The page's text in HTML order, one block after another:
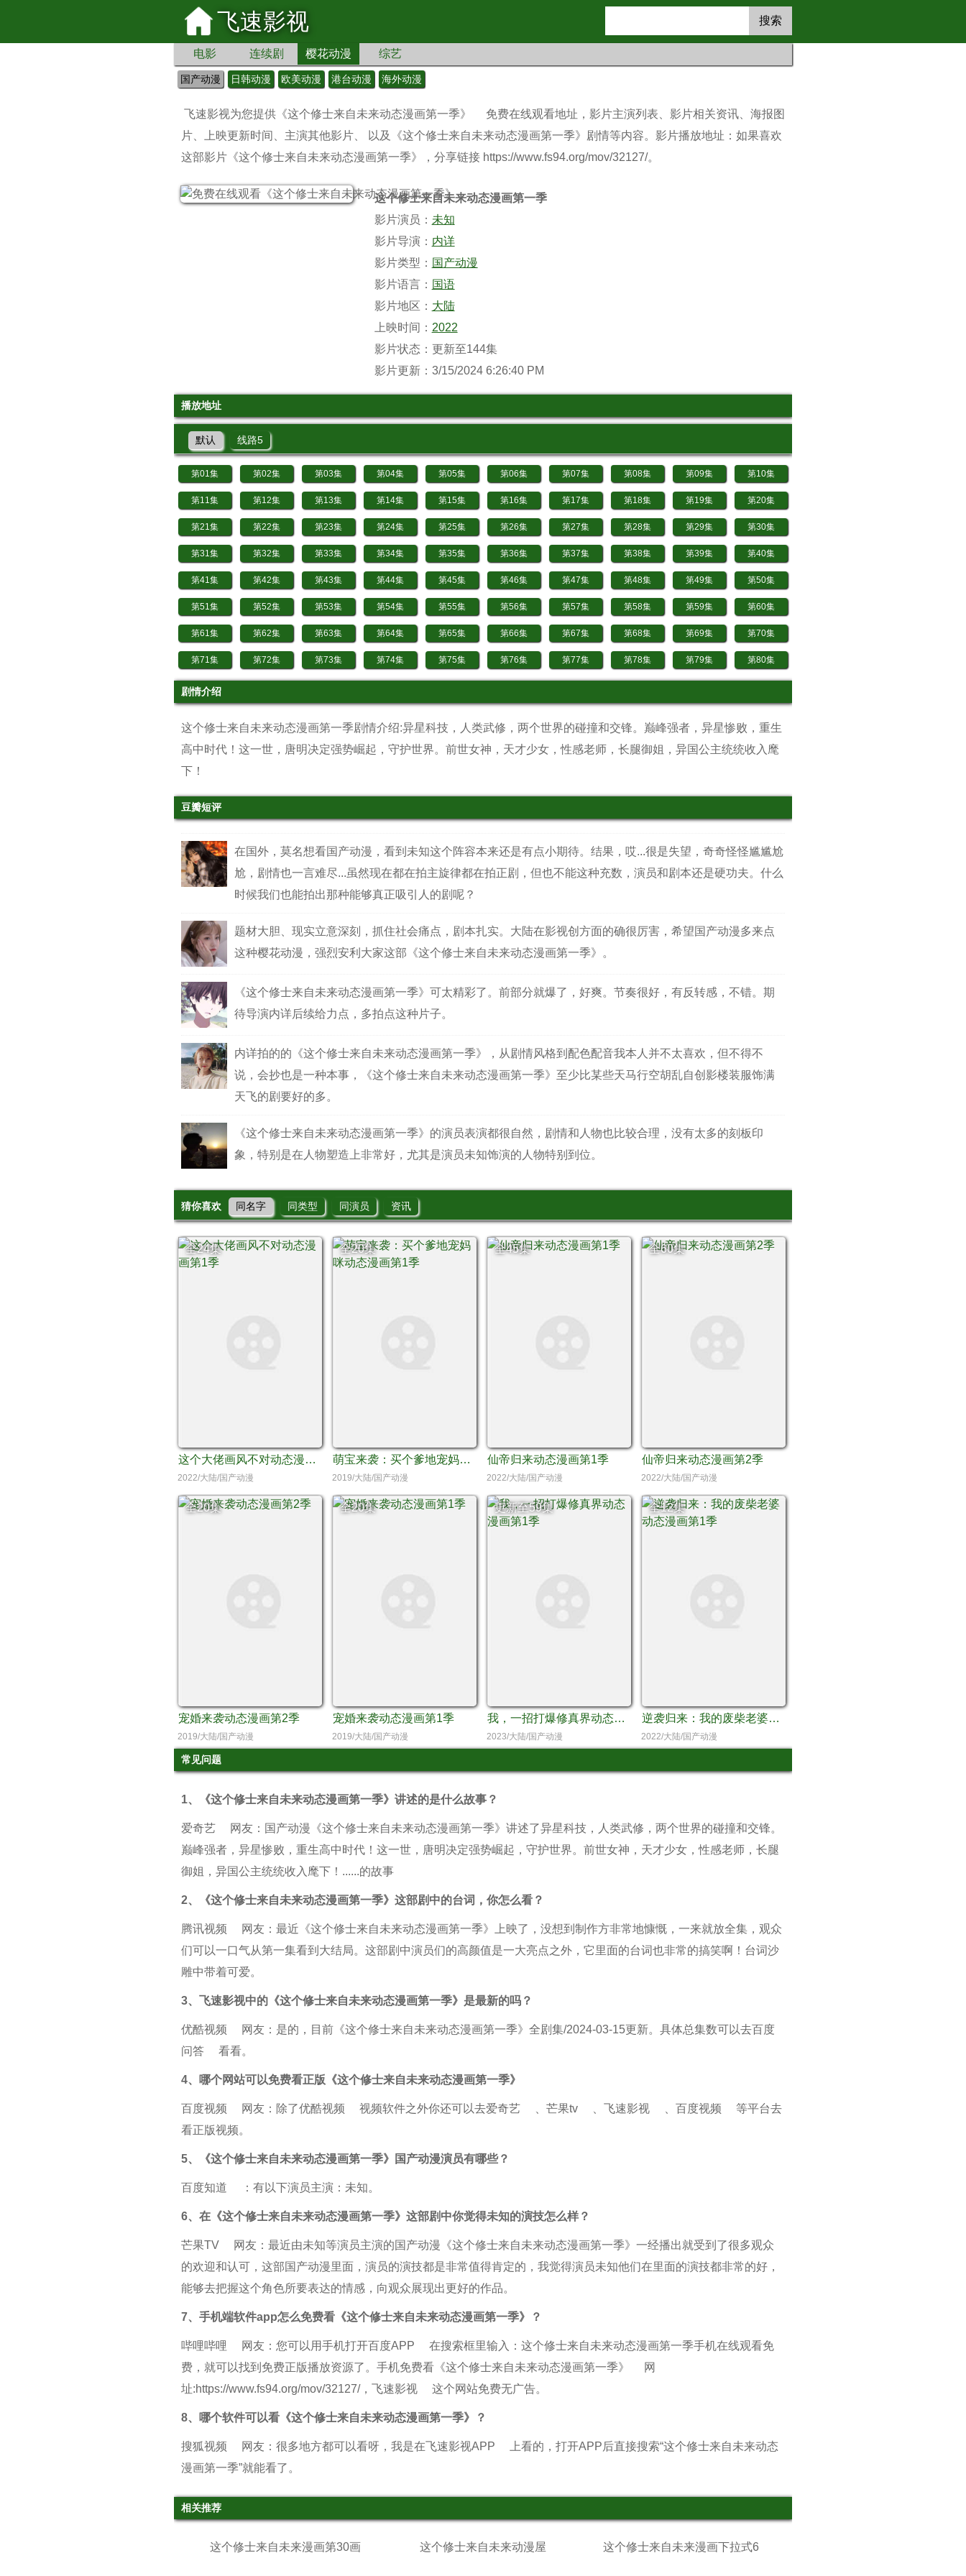
飞速影视 搜索
电影 连续剧 樱花动漫 综艺
国产动漫 日韩动漫 欧美动漫 港台动漫 海外动漫
飞速影视为您提供 《这个修士来自未来动态漫画第一季》
免费在线观看地址，影片主演列表、影片相关资讯、海报图
片、上映更新时间、主演其他影片、 以及《这个修士来自未来动态漫画第一季》剧情等内容。影片播放地址：如果喜欢
这部影片《这个修士来自未来动态漫画第一季》，分享链接 https://www.fs94.org/mov/32127/。
这个修士来自未来动态漫画第一季
影片演员： 未知
影片导演： 内详
影片类型： 国产动漫
影片语言： 国语
影片地区： 大陆
上映时间： 2022
影片状态：更新至144集
影片更新：3/15/2024 6:26:40 PM
播放地址
默认 线路5
第01集 第02集 第03集 第04集 第05集 第06集 第07集 第08集 第09集 第10集
第11集 第12集 第13集 第14集 第15集 第16集 第17集 第18集 第19集 第20集
第21集 第22集 第23集 第24集 第25集 第26集 第27集 第28集 第29集 第30集
第31集 第32集 第33集 第34集 第35集 第36集 第37集 第38集 第39集 第40集
第41集 第42集 第43集 第44集 第45集 第46集 第47集 第48集 第49集 第50集
第51集 第52集 第53集 第54集 第55集 第56集 第57集 第58集 第59集 第60集
第61集 第62集 第63集 第64集 第65集 第66集 第67集 第68集 第69集 第70集
第71集 第72集 第73集 第74集 第75集 第76集 第77集 第78集 第79集 第80集
第81集
第111集
第121集 第122集 第123集 第124集 第125集 第126集 第127集 第128集 第129集 第130集
第131集 第132集 第133集 第134集 第135集 第136集 第137集 第138集 第139集 第140集
第141集 第142集 第143集 第144集
剧情介绍
这个修士来自未来动态漫画第一季剧情介绍:异星科技，人类武修，两个世界的碰撞和交锋。巅峰强者，异星惨败，重生
高中时代！这一世，唐明决定强势崛起，守护世界。前世女神，天才少女，性感老师，长腿御姐，异国公主统统收入麾
下！
豆瓣短评
在国外，莫名想看国产动漫，看到未知这个阵容本来还是有点小期待。结果，哎...很是失望，奇奇怪怪尴尴尬
尬，剧情也一言难尽...虽然现在都在拍主旋律都在拍正剧，但也不能这种充数，演员和剧本还是硬功夫。什么
时候我们也能拍出那种能够真正吸引人的剧呢？
题材大胆、现实立意深刻，抓住社会痛点，剧本扎实。大陆在影视创方面的确很厉害，希望国产动漫多来点
这种樱花动漫，强烈安利大家这部《这个修士来自未来动态漫画第一季》。
《这个修士来自未来动态漫画第一季》可太精彩了。前部分就爆了，好爽。节奏很好，有反转感，不错。期
待导演内详后续给力点，多拍点这种片子。
内详拍的的《这个修士来自未来动态漫画第一季》，从剧情风格到配色配音我本人并不太喜欢，但不得不
说，会抄也是一种本事，《这个修士来自未来动态漫画第一季》至少比某些天马行空胡乱自创影楼装服饰满
天飞的剧要好的多。
《这个修士来自未来动态漫画第一季》的演员表演都很自然，剧情和人物也比较合理，没有太多的刻板印
象，特别是在人物塑造上非常好，尤其是演员未知饰演的人物特别到位。
猜你喜欢 同名字 同类型 同演员 资讯
全24集
这个大佬画风不对动态漫画第1季
2022/大陆/国产动漫
全20集
萌宝来袭：买个爹地宠妈咪动态漫画第1季
2019/大陆/国产动漫
全45集
仙帝归来动态漫画第1季
2022/大陆/国产动漫
全60集
仙帝归来动态漫画第2季
2022/大陆/国产动漫
全20集
宠婚来袭动态漫画第2季
2019/大陆/国产动漫
全20集
宠婚来袭动态漫画第1季
2019/大陆/国产动漫
更新至59集
我，一招打爆修真界动态漫画第1季
2023/大陆/国产动漫
全12集
逆袭归来：我的废柴老婆动态漫画第1季
2022/大陆/国产动漫
常见问题
1、 《这个修士来自未来动态漫画第一季》讲述的是什么故事？
爱奇艺
网友：国产动漫《这个修士来自未来动态漫画第一季》讲述了异星科技，人类武修，两个世界的碰撞和交锋。
巅峰强者，异星惨败，重生高中时代！这一世，唐明决定强势崛起，守护世界。前世女神，天才少女，性感老师，长腿
御姐，异国公主统统收入麾下！......的故事
2、 《这个修士来自未来动态漫画第一季》这部剧中的台词，你怎么看？
腾讯视频
网友：最近《这个修士来自未来动态漫画第一季》上映了，没想到制作方非常地慷慨，一来就放全集，观众
们可以一口气从第一集看到大结局。这部剧中演员们的高颜值是一大亮点之外，它里面的台词也非常的搞笑啊！台词沙
雕中带着可爱。
3、 飞速影视中的《这个修士来自未来动态漫画第一季》是最新的吗？
优酷视频 网友：是的，目前《这个修士来自未来动态漫画第一季》全剧集/2024-03-15更新。具体总集数可以去百度
问答
看看。
4、 哪个网站可以免费看正版《这个修士来自未来动态漫画第一季》
百度视频 网友：除了优酷视频 视频软件之外你还可以去爱奇艺 芒果tv 飞速影视 百度视频
等平台去
看正版视频。
5、 《这个修士来自未来动态漫画第一季》国产动漫演员有哪些？
百度知道 ：有以下演员主演：未知。
6、 在《这个修士来自未来动态漫画第一季》这部剧中你觉得未知的演技怎么样？
芒果TV
网友：最近由未知等演员主演的国产动漫《这个修士来自未来动态漫画第一季》一经播出就受到了很多观众
的欢迎和认可，这部国产动漫里面，演员的演技都是非常值得肯定的，我觉得演员未知他们在里面的演技都非常的好，
能够去把握这个角色所要表达的情感，向观众展现出更好的作品。
7、 手机端软件app怎么免费看《这个修士来自未来动态漫画第一季》？
哔哩哔哩 网友：您可以用手机打开百度APP
在搜索框里输入：这个修士来自未来动态漫画第一季手机在线观看免
费，就可以找到免费正版播放资源了。手机免费看 《这个修士来自未来动态漫画第一季》
网
址:https://www.fs94.org/mov/32127/， 飞速影视 这个网站免费无广告。
8、 哪个软件可以看《这个修士来自未来动态漫画第一季》？
搜狐视频 网友：很多地方都可以看呀，我是在飞速影视APP
上看的，打开APP后直接搜索“这个修士来自未来动态
漫画第一季”就能看了。
相关推荐
这个修士来自未来漫画第30画 这个修士来自未来动漫屋 这个修士来自未来漫画下拉式6